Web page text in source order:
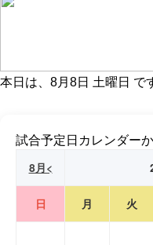
本日は、 8月8日 土曜日 で
試合予定日カレンダー
8月<
日 月 火